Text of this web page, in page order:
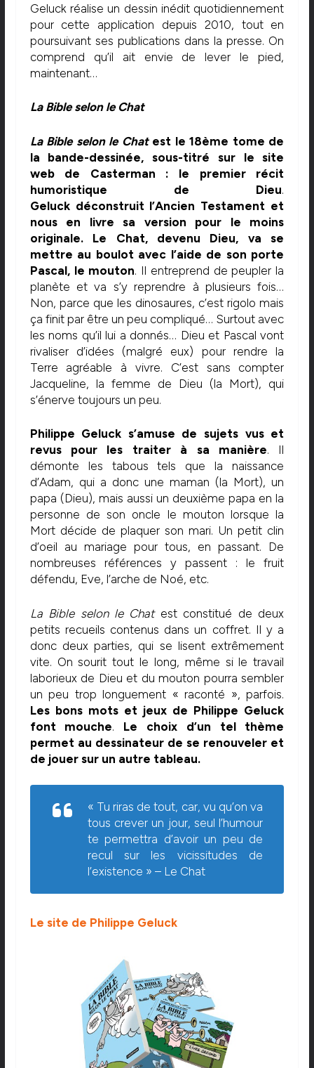
Geluck réalise un dessin inédit quotidiennement
pour cette application depuis 2010, tout en
poursuivant ses publications dans la presse. On
comprend qu’il ait envie de lever le pied,
maintenant…
La Bible selon le Chat
La Bible selon le Chat est le 18ème tome de
la bande-dessinée, sous-titré sur le site
web de Casterman : le premier récit
humoristique de Dieu.
Geluck déconstruit l’Ancien Testament et
nous en livre sa version pour le moins
originale. Le Chat, devenu Dieu, va se
mettre au boulot avec l’aide de son porte
Pascal, le mouton. Il entreprend de peupler la
planète et va s’y reprendre à plusieurs fois…
Non, parce que les dinosaures, c’est rigolo mais
ça finit par être un peu compliqué… Surtout avec
les noms qu’il lui a donnés… Dieu et Pascal vont
rivaliser d’idées (malgré eux) pour rendre la
Terre agréable à vivre. C’est sans compter
Jacqueline, la femme de Dieu (la Mort), qui
s’énerve toujours un peu.
Philippe Geluck s’amuse de sujets vus et
revus pour les traiter à sa manière. Il
démonte les tabous tels que la naissance
d’Adam, qui a donc une maman (la Mort), un
papa (Dieu), mais aussi un deuxième papa en la
personne de son oncle le mouton lorsque la
Mort décide de plaquer son mari. Un petit clin
d’oeil au mariage pour tous, en passant. De
nombreuses références y passent : le fruit
défendu, Eve, l’arche de Noé, etc.
La Bible selon le Chatest constitué de deux
petits recueils contenus dans un coffret. Il y a
donc deux parties, qui se lisent extrêmement
vite. On sourit tout le long, même si le travail
laborieux de Dieu et du mouton pourra sembler
un peu trop longuement « raconté », parfois.
Les bons mots et jeux de Philippe Geluck
font mouche. Le choix d’un tel thème
permet au dessinateur de se renouveler et
de jouer sur un autre tableau.
« Tu riras de tout, car, vu qu’on va
tous crever un jour, seul l’humour
te permettra d’avoir un peu de
recul sur les vicissitudes de
l’existence » – Le Chat
Le site de Philippe Geluck